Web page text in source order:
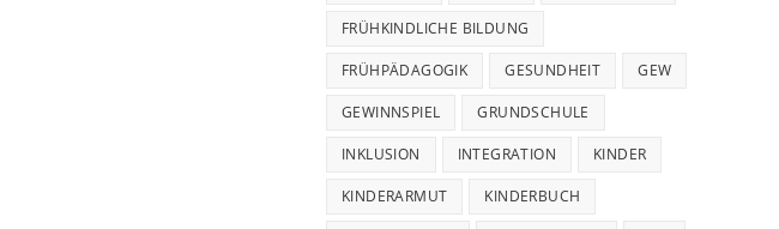
FRÜHKINDLICHE BILDUNG
FRÜHPÄDAGOGIK GESUNDHEIT GEW
GEWINNSPIEL GRUNDSCHULE
INKLUSION INTEGRATION KINDER
KINDERARMUT KINDERBUCH